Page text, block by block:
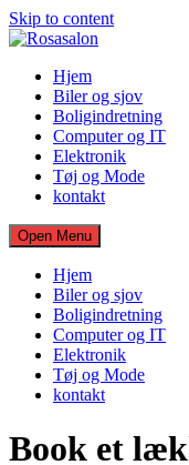
Skip to content
Hjem
Biler og sjov
Boligindretning
Computer og IT
Elektronik
Tøj og Mode
kontakt
Open Menu
Hjem
Biler og sjov
Boligindretning
Computer og IT
Elektronik
Tøj og Mode
kontakt
Book et